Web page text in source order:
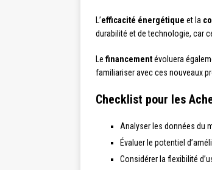
L’efficacité énergétique et la
durabilité et de technologie, car
Le financementévoluera
familiariser avec ces nouveaux
Checklist pour les
Analyser les données du
Évaluer le potentiel
Considérer la flexibilité